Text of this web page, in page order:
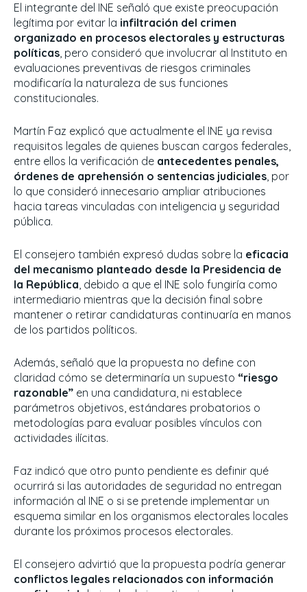
El integrante del INE señaló que existe preocupación
legítima por evitar la infiltración del crimen
organizado en procesos electorales y estructuras
políticas, pero consideró que involucrar al Instituto en
evaluaciones preventivas de riesgos criminales
modificaría la naturaleza de sus funciones
constitucionales.
Martín Faz explicó que actualmente el INE ya revisa
requisitos legales de quienes buscan cargos federales,
entre ellos la verificación de antecedentes penales,
órdenes de aprehensión o sentencias judiciales, por
lo que consideró innecesario ampliar atribuciones
hacia tareas vinculadas con inteligencia y seguridad
pública.
El consejero también expresó dudas sobre la eficacia
del mecanismo planteado desde la Presidencia de
la República, debido a que el INE solo fungiría como
intermediario mientras que la decisión final sobre
mantener o retirar candidaturas continuaría en manos
de los partidos políticos.
Además, señaló que la propuesta no define con
claridad cómo se determinaría un supuesto “riesgo
razonable” en una candidatura, ni establece
parámetros objetivos, estándares probatorios o
metodologías para evaluar posibles vínculos con
actividades ilícitas.
Faz indicó que otro punto pendiente es definir qué
ocurrirá si las autoridades de seguridad no entregan
información al INE o si se pretende implementar un
esquema similar en los organismos electorales locales
durante los próximos procesos electorales.
El consejero advirtió que la propuesta podría generar
conflictos legales relacionados con información